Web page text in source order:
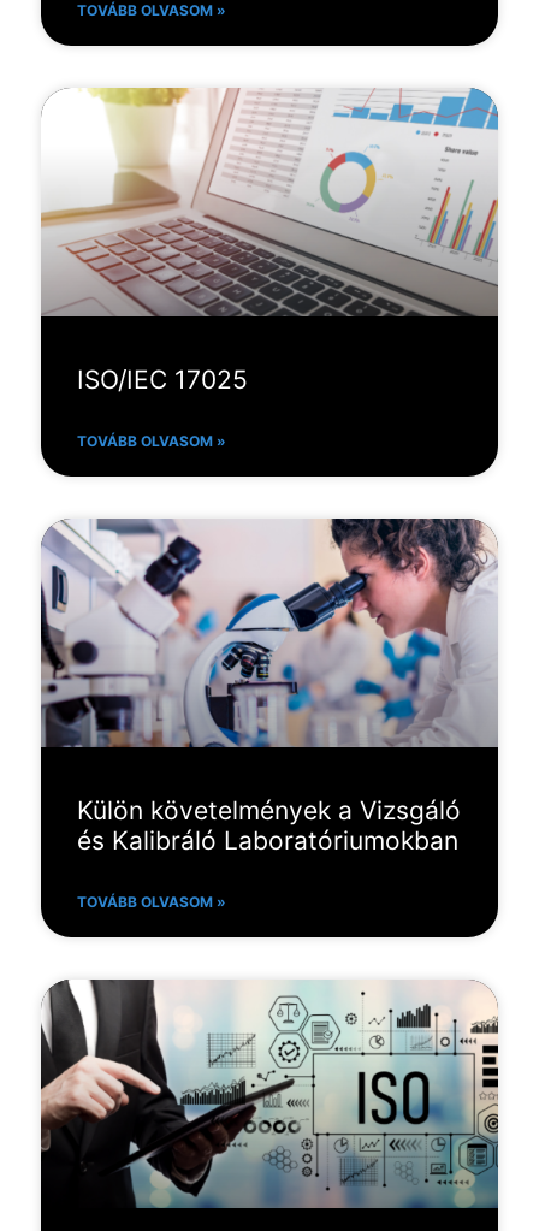
TOVÁBB OLVASOM »
ISO/IEC 17025
TOVÁBB OLVASOM »
Külön követelmények a Vizsgáló
és Kalibráló Laboratóriumokban
TOVÁBB OLVASOM »